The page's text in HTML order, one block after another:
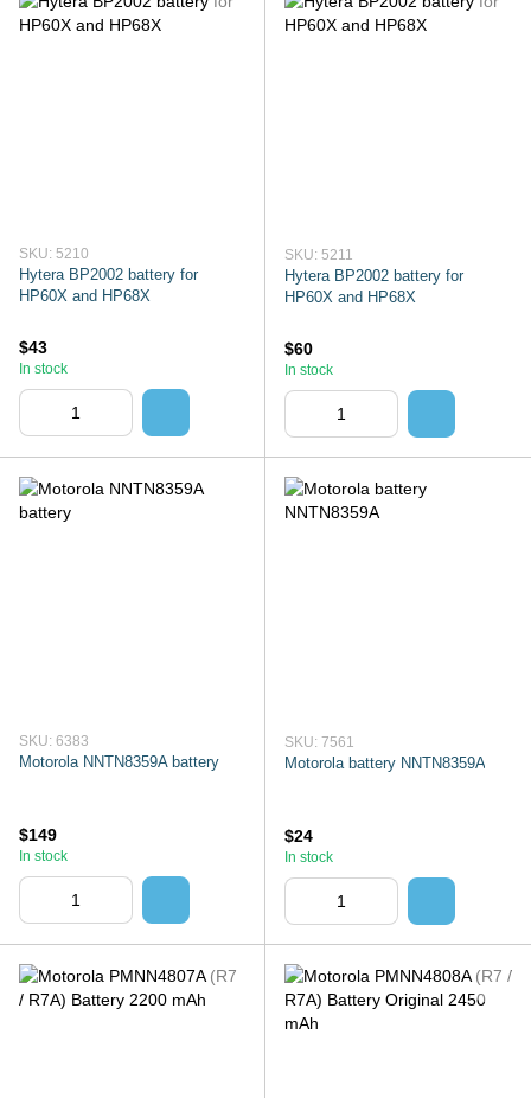
SKU: 5210
Hytera BP2002 battery for
HP60X and HP68X
$43
In stock
SKU: 5211
Hytera BP2002 battery for
HP60X and HP68X
$60
In stock
SKU: 6383
Motorola NNTN8359A battery
$149
In stock
SKU: 7561
Motorola battery NNTN8359A
$24
In stock